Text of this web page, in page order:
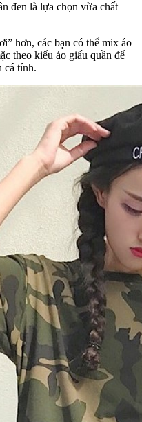
đen là lựa chọn vừa chất
hơn, các bạn có thể mix áo
theo kiểu áo giấu quần để
cá tính.